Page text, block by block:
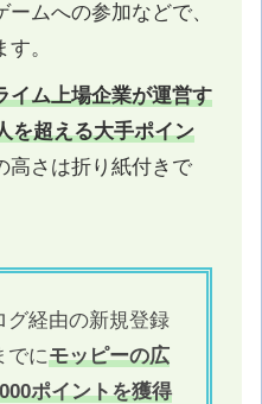
ムへの参加などで、
。
イム上場企業が運営す
を超える大手ポイン
高さは折り紙付きで
グ経由の新規登録
でにモッピーの広
ポイントを獲得